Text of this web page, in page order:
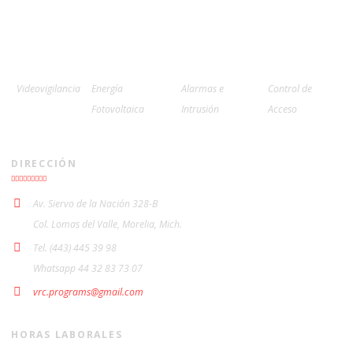
Videovigilancia
Energía
Fotovoltaica
Alarmas e
Intrusión
Control de
Acceso
DIRECCIÓN
Av. Siervo de la Nación 328-B
Col. Lomas del Valle, Morelia, Mich.
Tel. (443) 445 39 98
Whatsapp 44 32 83 73 07
vrc.programs@gmail.com
HORAS LABORALES